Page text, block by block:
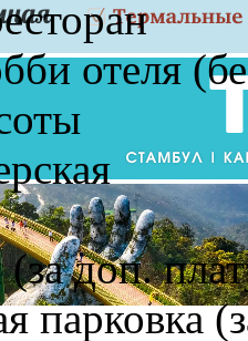
отеля
(за доп.
парковка